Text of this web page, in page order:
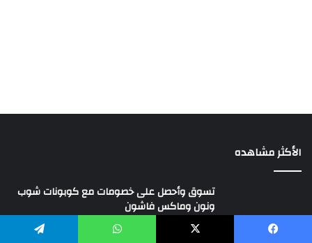
الأكثر مشاهده
تسوق وأحصل على خصومات مع كوبونات شوب
ونون وماكس فاشون